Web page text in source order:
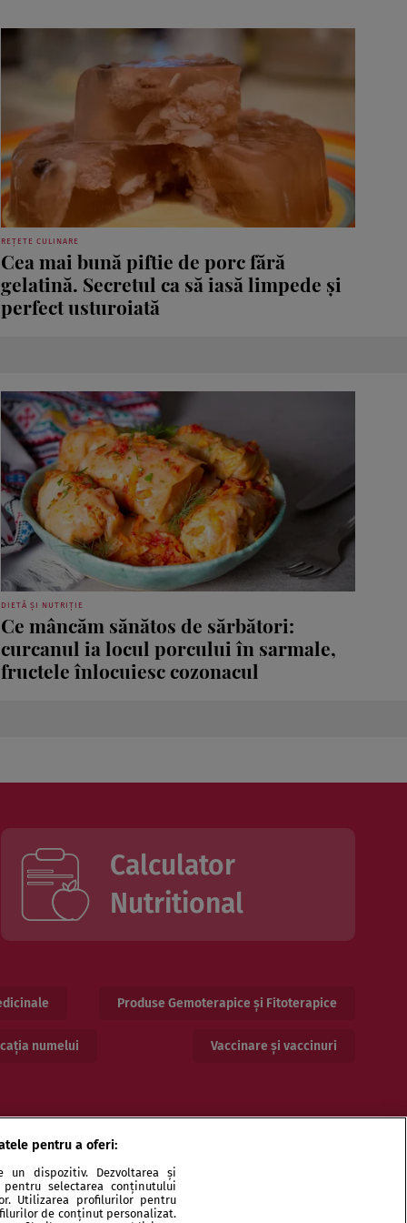
REȚETE CULINARE
Cea mai bună piftie de porc fără
gelatină. Secretul ca să iasă limpede și
perfect usturoiată
DIETĂ ȘI NUTRIȚIE
Ce mâncăm sănătos de sărbători:
curcanul ia locul porcului în sarmale,
fructele înlocuiesc cozonacul
Calculator
Nutritional
Produse Gemoterapice și Fitoterapice
numelui Vaccinare și vaccinuri
pentru a oferi:
un dispozitiv. Dezvoltarea și
selectarea conținutului
Utilizarea profilurilor pentru
de conținut personalizat.